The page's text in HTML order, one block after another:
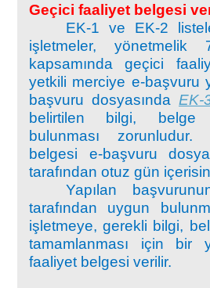
Geçici faaliyet belgesi
EK-1 ve EK-2
işletmeler,
kapsamında geçici
yetkili merciye e-başvuru
başvuru dosyasında EK-
belirtilen bilgi, belge
bulunması
belgesi e-başvuru
tarafından otuz gün
Yapılan
tarafından uygun
işletmeye, gerekli bilgi,
tamamlanması için bir
faaliyet belgesi verilir.